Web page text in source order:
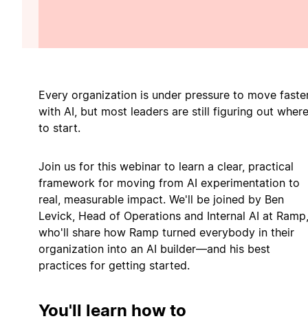
Every organization is under pressure to move
with AI, but most leaders are still figuring out where
to start.
Join us for this webinar to learn a clear, practical
framework for moving from AI experimentation to
real, measurable impact. We'll be joined by Ben
Levick, Head of Operations and Internal AI at Ramp,
who'll share how Ramp turned everybody in their
organization into an AI builder—and his best
practices for getting started.
You'll learn how to